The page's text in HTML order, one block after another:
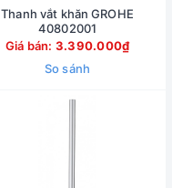
Thanh vắt khăn GROHE
40802001
Giá bán: 3.390.000₫
So sánh